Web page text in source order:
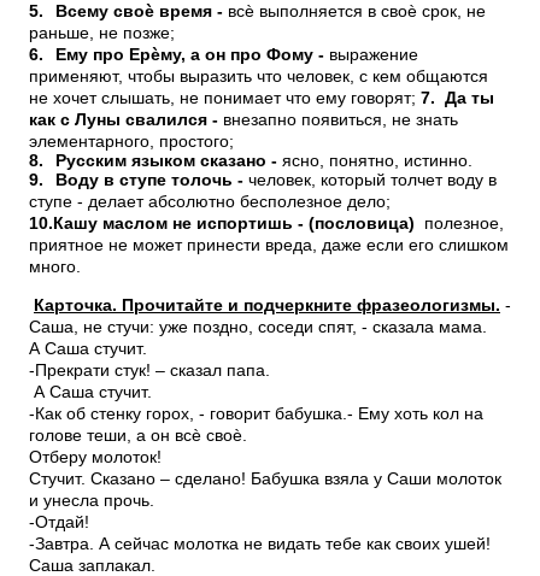
5.
Всему своѐ время - всѐ выполняется в своѐ срок, не
раньше, не позже;
6.
Ему про Ерѐму, а он про Фому - выражение
применяют, чтобы выразить что человек, с кем общаются
не хочет слышать, не понимает что ему говорят; 7. Да ты
как с Луны свалился - внезапно появиться, не знать
элементарного, простого;
8.
Русским языком сказано - ясно, понятно, истинно.
9.
Воду в ступе толочь - человек, который толчет воду в
ступе - делает абсолютно бесполезное дело;
10.Кашу маслом не испортишь - (пословица) полезное,
приятное не может принести вреда, даже если его слишком
много.
Карточка. Прочитайте и подчеркните фразеологизмы. -
Саша, не стучи: уже поздно, соседи спят, - сказала мама.
А Саша стучит.
-Прекрати стук! – сказал папа.
А Саша стучит.
-Как об стенку горох, - говорит бабушка.- Ему хоть кол на
голове теши, а он всѐ своѐ.
Отберу молоток!
Стучит. Сказано – сделано! Бабушка взяла у Саши молоток
и унесла прочь.
-Отдай!
-Завтра. А сейчас молотка не видать тебе как своих ушей!
Саша заплакал.